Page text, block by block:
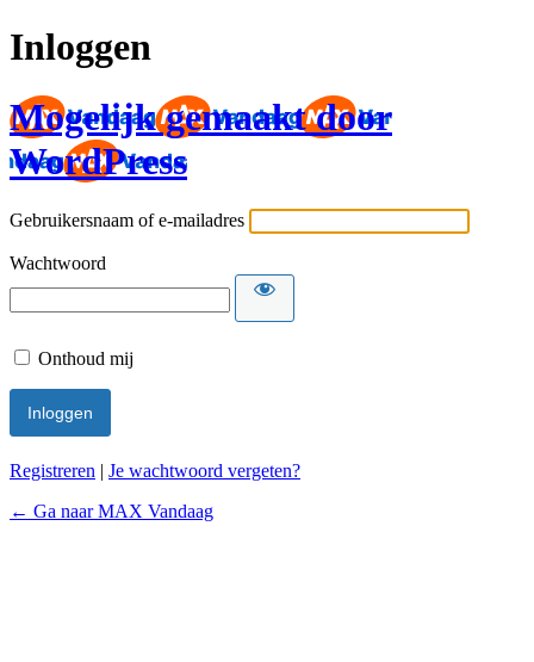
Inloggen
Mogelijk gemaakt door
WordPress
Gebruikersnaam of e-mailadres
Wachtwoord
Onthoud mij
Registreren | Je wachtwoord vergeten?
← Ga naar MAX Vandaag